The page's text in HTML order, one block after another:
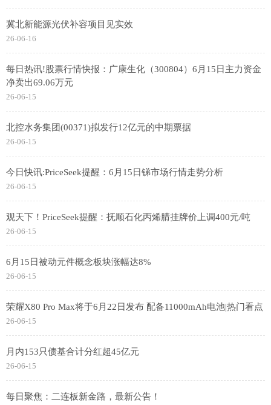
冀北新能源光伏补容项目见实效
26-06-16
每日热讯!股票行情快报：广康生化（300804）6月15日主力资金
净卖出69.06万元
26-06-15
北控水务集团(00371)拟发行12亿元的中期票据
26-06-15
今日快讯:PriceSeek提醒：6月15日锑市场行情走势分析
26-06-15
观天下！PriceSeek提醒：抚顺石化丙烯腈挂牌价上调400元/吨
26-06-15
6月15日被动元件概念板块涨幅达8%
26-06-15
荣耀X80 Pro Max将于6月22日发布 配备11000mAh电池|热门看点
26-06-15
月内153只债基合计分红超45亿元
26-06-15
每日聚焦：二连板新金路，最新公告！